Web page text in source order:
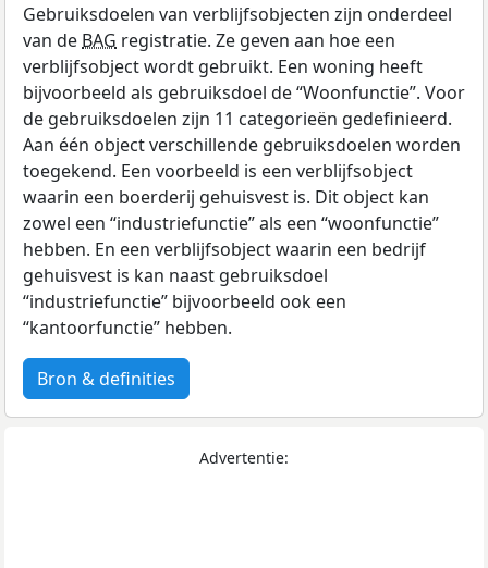
Gebruiksdoelen van verblijfsobjecten zijn onderdeel
van de BAG registratie. Ze geven aan hoe een
verblijfsobject wordt gebruikt. Een woning heeft
bijvoorbeeld als gebruiksdoel de “Woonfunctie”. Voor
de gebruiksdoelen zijn 11 categorieën gedefinieerd.
Aan één object verschillende gebruiksdoelen worden
toegekend. Een voorbeeld is een verblijfsobject
waarin een boerderij gehuisvest is. Dit object kan
zowel een “industriefunctie” als een “woonfunctie”
hebben. En een verblijfsobject waarin een bedrijf
gehuisvest is kan naast gebruiksdoel
“industriefunctie” bijvoorbeeld ook een
“kantoorfunctie” hebben.
Bron & definities
Advertentie: